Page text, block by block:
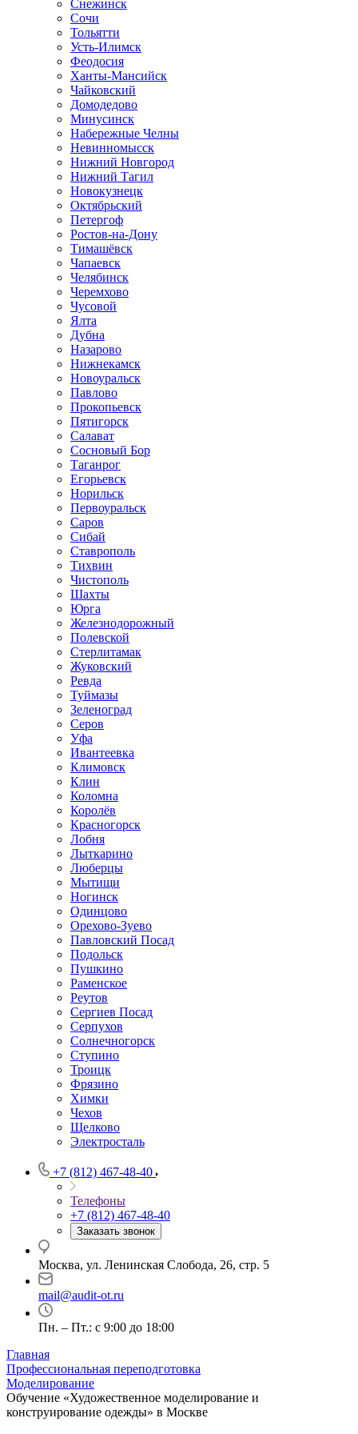
Снежинск
Сочи
Тольятти
Усть-Илимск
Феодосия
Ханты-Мансийск
Чайковский
Домодедово
Минусинск
Набережные Челны
Невинномысск
Нижний Новгород
Нижний Тагил
Новокузнецк
Октябрьский
Петергоф
Ростов-на-Дону
Тимашёвск
Чапаевск
Челябинск
Черемхово
Чусовой
Ялта
Дубна
Назарово
Нижнекамск
Новоуральск
Павлово
Прокопьевск
Пятигорск
Салават
Сосновый Бор
Таганрог
Егорьевск
Норильск
Первоуральск
Саров
Сибай
Ставрополь
Тихвин
Чистополь
Шахты
Юрга
Железнодорожный
Полевской
Стерлитамак
Жуковский
Ревда
Туймазы
Зеленоград
Серов
Уфа
Ивантеевка
Климовск
Клин
Коломна
Королёв
Красногорск
Лобня
Лыткарино
Люберцы
Мытищи
Ногинск
Одинцово
Орехово-Зуево
Павловский Посад
Подольск
Пушкино
Раменское
Реутов
Сергиев Посад
Серпухов
Солнечногорск
Ступино
Троицк
Фрязино
Химки
Чехов
Щелково
Электросталь
+7 (812) 467-48-40
Телефоны
+7 (812) 467-48-40
Заказать звонок
Москва, ул. Ленинская Слобода, 26, стр. 5
mail@audit-ot.ru
Пн. – Пт.: с 9:00 до 18:00
Главная
Профессиональная переподготовка
Моделирование
Обучение «Художественное моделирование и
конструирование одежды» в Москве